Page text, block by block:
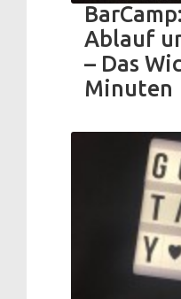
Ablauf
– Das
Minuten